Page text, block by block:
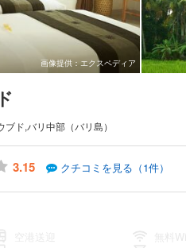
画像提供：エクスペディア
ブド,バリ中部（バリ島）
3.15 クチコミを見る（1件）